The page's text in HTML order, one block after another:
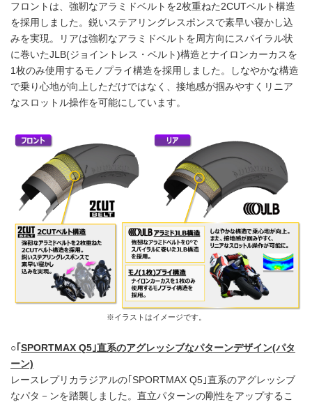
フロントは、強靭なアラミドベルトを2枚重ねた2CUTベルト構造
を採用しました。鋭いステアリングレスポンスで素早い寝かし込
みを実現。リアは強靭なアラミドベルトを周方向にスパイラル状
に巻いたJLB(ジョイントレス・ベルト)構造とナイロンカーカスを
1枚のみ使用するモノプライ構造を採用しました。しなやかな構造
で乗り心地が向上しただけではなく、接地感が掴みやすくリニア
なスロットル操作を可能にしています。
※イラストはイメージです。
○｢ SPORTMAX Q5 ｣直系のアグレッシブなパターンデザイン(パタ
ーン)
レースレプリカラジアルの｢SPORTMAX Q5｣直系のアグレッシブ
なパタ－ンを踏襲しました。直立パターンの剛性をアップするこ